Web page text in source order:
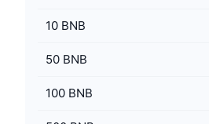
10 BNB
50 BNB
100 BNB